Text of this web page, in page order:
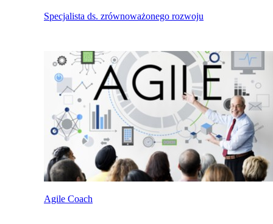
Specjalista ds. zrównoważonego rozwoju
Agile Coach